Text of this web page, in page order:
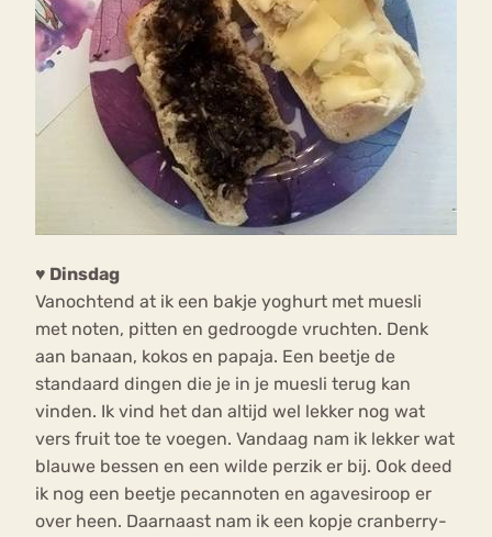
♥ Dinsdag
Vanochtend at ik een bakje yoghurt met muesli
met noten, pitten en gedroogde vruchten. Denk
aan banaan, kokos en papaja. Een beetje de
standaard dingen die je in je muesli terug kan
vinden. Ik vind het dan altijd wel lekker nog wat
vers fruit toe te voegen. Vandaag nam ik lekker wat
blauwe bessen en een wilde perzik er bij. Ook deed
ik nog een beetje pecannoten en agavesiroop er
over heen. Daarnaast nam ik een kopje cranberry-